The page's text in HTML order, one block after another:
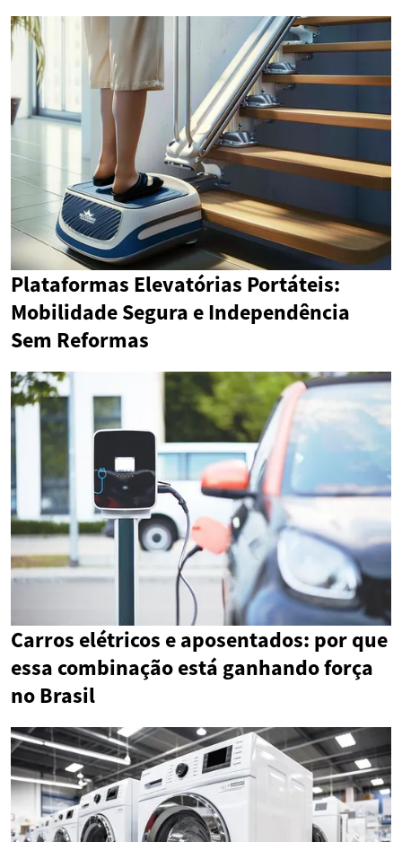
Plataformas Elevatórias Portáteis:
Mobilidade Segura e Independência
Sem Reformas
Carros elétricos e aposentados: por que
essa combinação está ganhando força
no Brasil